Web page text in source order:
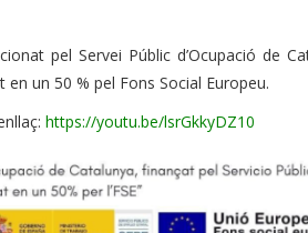
pel Servei Públic d’Ocupació de
un 50 % pel Fons Social Europeu.
https://youtu.be/lsrGkkyDZ10